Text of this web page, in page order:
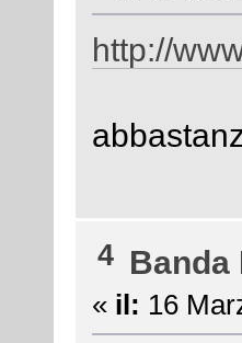
http://
4 Banda
« il: 16